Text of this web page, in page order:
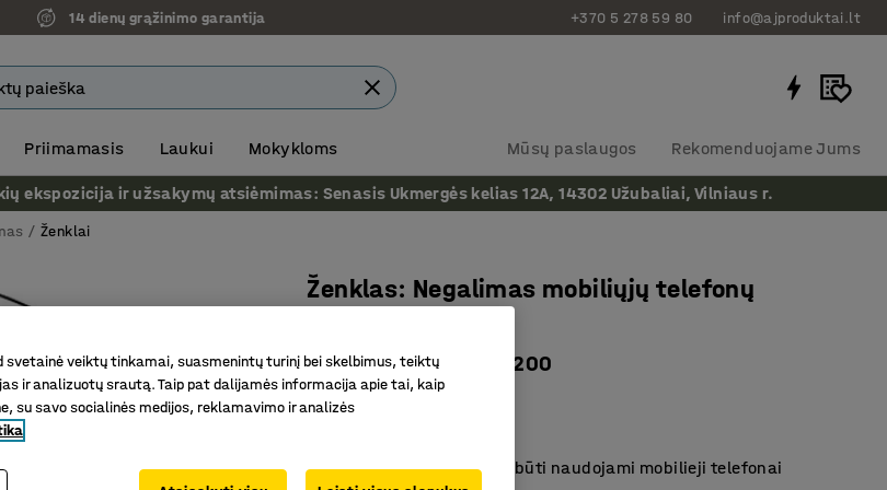
14 dienų grąžinimo garantija +370 5 278 59 80 info@ajproduktai.lt
Priimamasis Laukui Mokykloms Mūsų paslaugos Rekomenduojame Jums
ekspozicija ir užsakymų atsiėmimas: Senasis Ukmergės kelias 12A, 14302 Užubaliai, Vilniaus r.
Ženklai
Ženklas: Negalimas mobiliųjų telefonų
Lipnus poliesteris, Ø 200
Prekės kodas 306291
Erdvėms, kuriose negali būti naudojami mobilieji telefonai
svetainė veiktų tinkamai, suasmenintų turinį bei skelbimus, teiktų
ir analizuotų srautą. Taip pat dalijamės informacija apie tai, kaip
su savo socialinės medijos, reklamavimo ir analizės